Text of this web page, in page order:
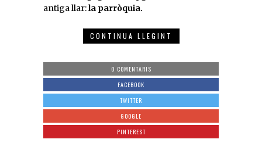
antiga llar:la parròquia.
CONTINUA LLEGINT
0 COMENTARIS
FACEBOOK
TWITTER
GOOGLE
PINTEREST